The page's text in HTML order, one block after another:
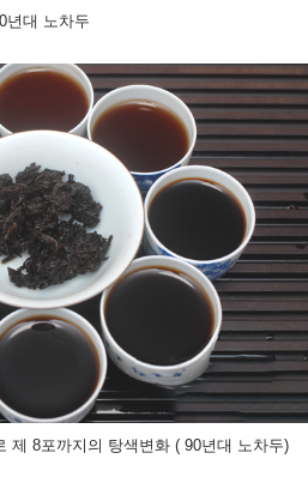
년대 노차두
제 8포까지의 탕색변화 ( 90년대 노차두)